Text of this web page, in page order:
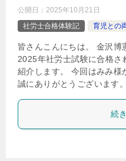
公開日： 2025年10月21日
社労士合格体験記
育児との
皆さんこんにちは。 金沢博
2025年社労士試験に合格さ
紹介します。 今回はみみ様
誠にありがとうございます
続